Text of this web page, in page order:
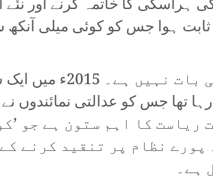
کا خاتمہ کرنے اور نئے
ہوا جس کو کوئی میلی آنکھ
تھائی لینڈ میں بادشاہت کی مخالفت کرنا کوئی
کا اہم ستون ہے جو
نظام پر تنقید کرنے
ہے۔